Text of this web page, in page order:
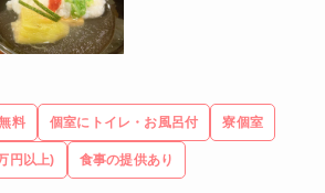
料 個室にトイレ・お風呂付 寮個室
円以上) 食事の提供あり